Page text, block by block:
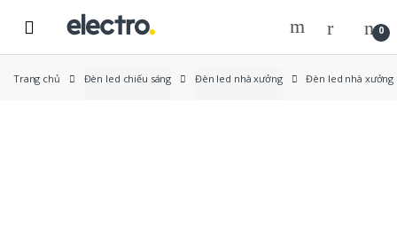
navigation
content
0
Trang chủ Đèn led chiếu sáng Đèn led nhà xưởng Đèn led nhà xưởng